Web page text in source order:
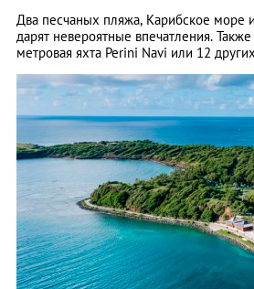
Два песчаных пляжа, Карибское море
дарят невероятные впечатления.
метровая яхта Perini Navi или 12